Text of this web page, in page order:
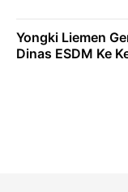
Yongki Liemen
Dinas ESDM Ke